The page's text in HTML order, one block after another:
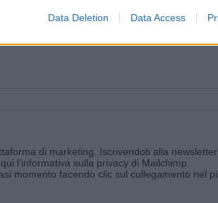
Data Deletion Data Access
e ricevi le nostre email periodiche contenenti
di marketing. Iscrivendoti alla
l'informativa sulla privacy di Mailchimp
momento facendo clic sul collegamento nel